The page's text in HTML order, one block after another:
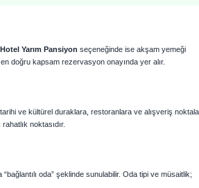
Yarım Pansiyon seçeneğinde ise akşam yemeği
doğru kapsam rezervasyon onayında yer alır.
ve kültürel duraklara, restoranlara ve alışveriş
noktasıdır.
oda” şeklinde sunulabilir. Oda tipi ve müsaitlik;